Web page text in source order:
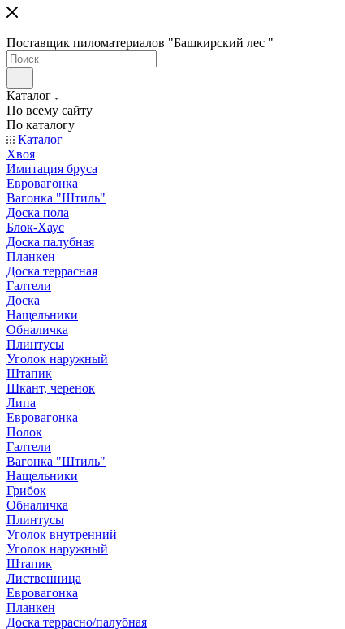
Поставщик пиломатериалов "Башкирский лес "
Каталог
По всему сайту
По каталогу
Каталог
Хвоя
Имитация бруса
Евровагонка
Вагонка "Штиль"
Доска пола
Блок-Хаус
Доска палубная
Планкен
Доска террасная
Галтели
Доска
Нащельники
Обналичка
Плинтусы
Уголок наружный
Штапик
Шкант, черенок
Липа
Евровагонка
Полок
Галтели
Вагонка "Штиль"
Нащельники
Грибок
Обналичка
Плинтусы
Уголок внутренний
Уголок наружный
Штапик
Лиственница
Евровагонка
Планкен
Доска террасно/палубная